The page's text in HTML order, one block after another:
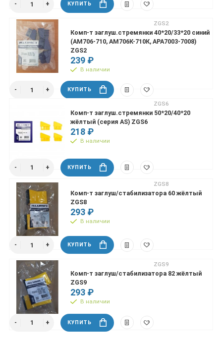
КУПИТЬ
ZGS2
Комп-т заглуш.стремянки 40*20/33*20 синий
(АМ706-710, АМ706К-710К, APA7003-7008)
ZGS2
239 ₽
В наличии
КУПИТЬ
ZGS6
Комп-т заглуш.стремянки 50*20/40*20
жёлтый (серия AS) ZGS6
218 ₽
В наличии
КУПИТЬ
ZGS8
Комп-т заглуш/стабилизатора 60 жёлтый
ZGS8
293 ₽
В наличии
КУПИТЬ
ZGS9
Комп-т заглуш/стабилизатора 82 жёлтый
ZGS9
293 ₽
В наличии
КУПИТЬ